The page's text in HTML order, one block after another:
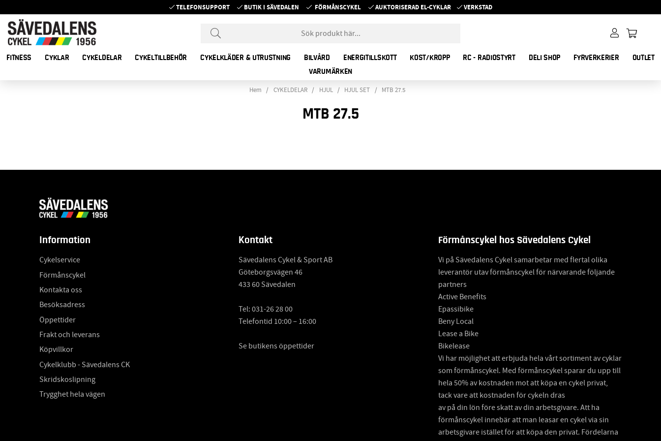
TELEFONSUPPORT BUTIK I SÄVEDALEN FÖRMÅNSCYKEL AUKTORISERAD EL-CYKLAR VERKSTAD
FITNESS CYKLAR CYKELDELAR CYKELTILLBEHÖR CYKELKLÄDER & UTRUSTNING BILVÅRD ENERGITILLSKOTT KOST/KROPP RC - RADIOSTYRT DELI SHOP FYRVERKERIER
OUTLET
VARUMÄRKEN
Hem CYKELDELAR HJUL HJUL SET MTB 27.5
MTB 27.5
Information
Cykelservice
Förmånscykel
Kontakta oss
Besöksadress
Öppettider
Frakt och leverans
Köpvillkor
Cykelklubb - Sävedalens CK
Skridskoslipning
Trygghet hela vägen
Kontakt
Sävedalens Cykel & Sport AB
Göteborgsvägen 46
433 60 Sävedalen
Tel:031-26 28 00
Telefontid 10:00 – 16:00
Se butikens öppettider
Förmånscykel hos Sävedalens Cykel
Vi på Sävedalens Cykel samarbetar med flertal olika
leverantör utav förmånscykel för närvarande följande
partners
Active Benefits
Epassibike
Beny Local
Lease a Bike
Bikelease
Vi har möjlighet att erbjuda hela vårt sortiment av cyklar
som förmånscykel. Med förmånscykel sparar du upp till
hela 50% av kostnaden mot att köpa en cykel privat,
tack vare att kostnaden för cykeln dras
av på din lön före skatt av din arbetsgivare. Att ha
förmånscykel innebär att man leasar en cykel via sin
arbetsgivare istället för att köpa den privat. Fördelarna